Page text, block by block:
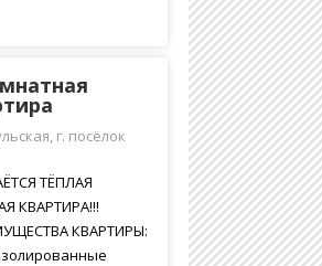
г. посёлок
46ТЁПЛАЯ
КВАРТИРА!!!
КВАРТИРЫ: